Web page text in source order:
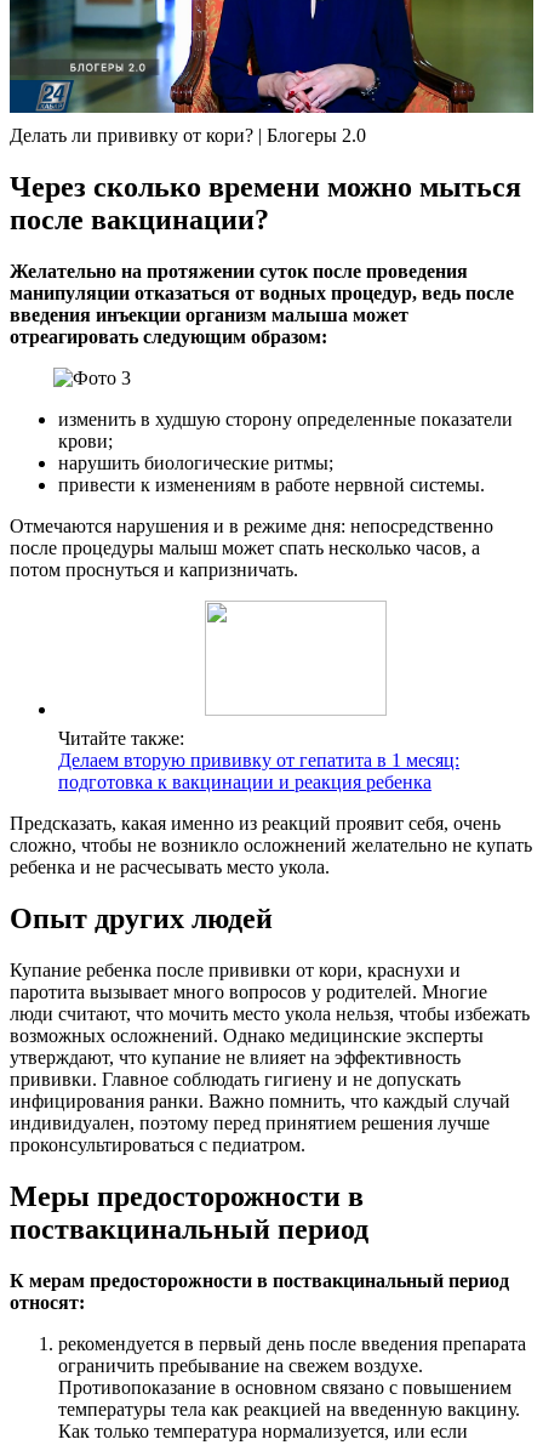
Делать ли прививку от кори? | Блогеры 2.0
Через сколько времени можно мыться
после вакцинации?
Желательно на протяжении суток после проведения
манипуляции отказаться от водных процедур, ведь после
введения инъекции организм малыша может
отреагировать следующим образом:
изменить в худшую сторону определенные показатели
крови;
нарушить биологические ритмы;
привести к изменениям в работе нервной системы.
Отмечаются нарушения и в режиме дня: непосредственно
после процедуры малыш может спать несколько часов, а
потом проснуться и капризничать.
Читайте также:
Делаем вторую прививку от гепатита в 1 месяц:
подготовка к вакцинации и реакция ребенка
Предсказать, какая именно из реакций проявит себя, очень
сложно, чтобы не возникло осложнений желательно не купать
ребенка и не расчесывать место укола.
Опыт других людей
Купание ребенка после прививки от кори, краснухи и
паротита вызывает много вопросов у родителей. Многие
люди считают, что мочить место укола нельзя, чтобы избежать
возможных осложнений. Однако медицинские эксперты
утверждают, что купание не влияет на эффективность
прививки. Главное соблюдать гигиену и не допускать
инфицирования ранки. Важно помнить, что каждый случай
индивидуален, поэтому перед принятием решения лучше
проконсультироваться с педиатром.
Меры предосторожности в
поствакцинальный период
К мерам предосторожности в поствакцинальный период
относят:
рекомендуется в первый день после введения препарата
ограничить пребывание на свежем воздухе.
Противопоказание в основном связано с повышением
температуры тела как реакцией на введенную вакцину.
Как только температура нормализуется, или если